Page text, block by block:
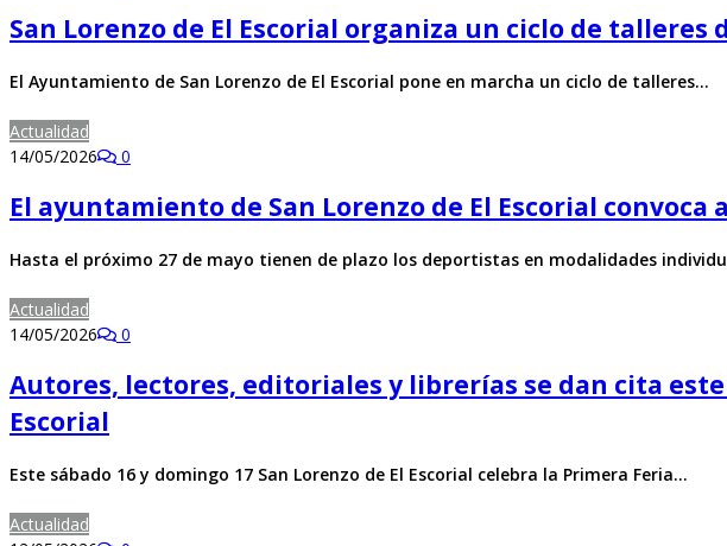
San Lorenzo de El Escorial organiza un ciclo de
El Ayuntamiento de San Lorenzo de El Escorial pone en marcha un ciclo de talleres…
Actualidad
14/05/2026
0
El ayuntamiento de San Lorenzo de El Escorial
Hasta el próximo 27 de mayo tienen de plazo los deportistas en modalidades
Actualidad
14/05/2026
0
Autores, lectores, editoriales y librerías se dan cita
Escorial
Este sábado 16 y domingo 17 San Lorenzo de El Escorial celebra la Primera Feria…
Actualidad